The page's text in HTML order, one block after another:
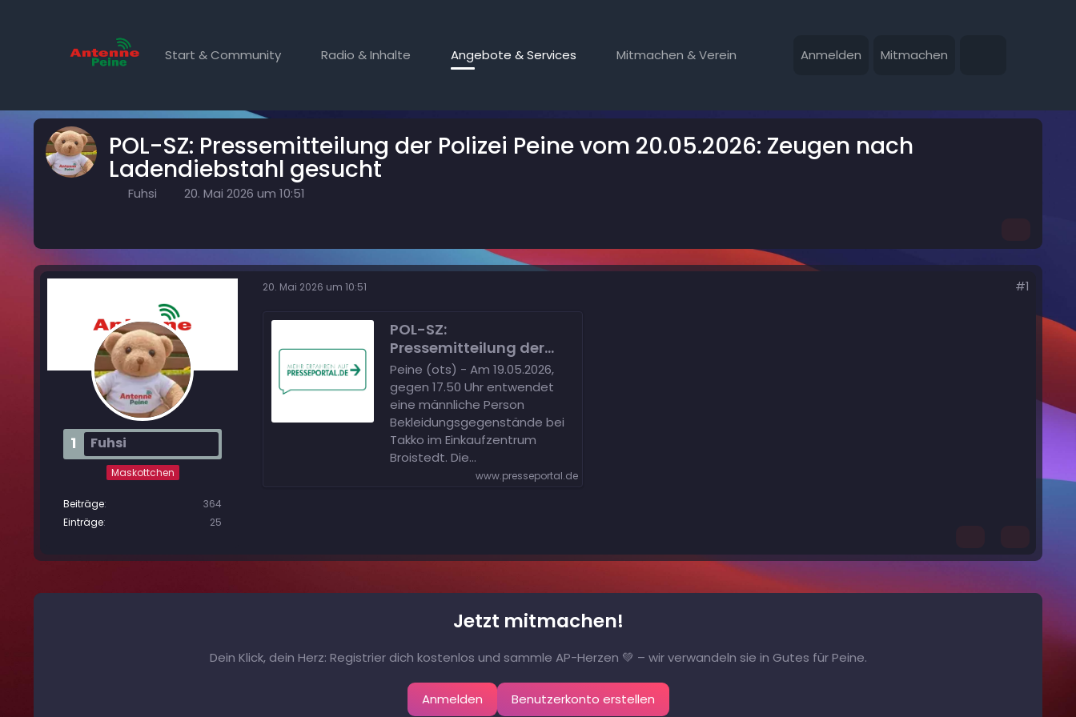
Start & Community Radio & Inhalte Angebote & Services Mitmachen & Verein Anmelden Mitmachen
POL-SZ: Pressemitteilung der Polizei Peine vom 20.05.2026: Zeugen nach
Ladendiebstahl gesucht
Fuhsi 20. Mai 2026 um 10:51
1 Fuhsi
Maskottchen
Beiträge
364
Einträge
25
20. Mai 2026 um 10:51 #1
POL-SZ:
Pressemitteilung der
Polizei Peine vom
20.05.2026: Zeugen
nach Ladendiebstahl
gesucht
Peine (ots) - Am 19.05.2026,
gegen 17.50 Uhr entwendet
eine männliche Person
Bekleidungsgegenstände bei
Takko im Einkaufzentrum
Broistedt. Die…
www.presseportal.de
Jetzt mitmachen!
Dein Klick, dein Herz: Registrier dich kostenlos und sammle AP-Herzen 💚 – wir verwandeln sie in Gutes für Peine.
Benutzerkonto erstellen
Anmelden